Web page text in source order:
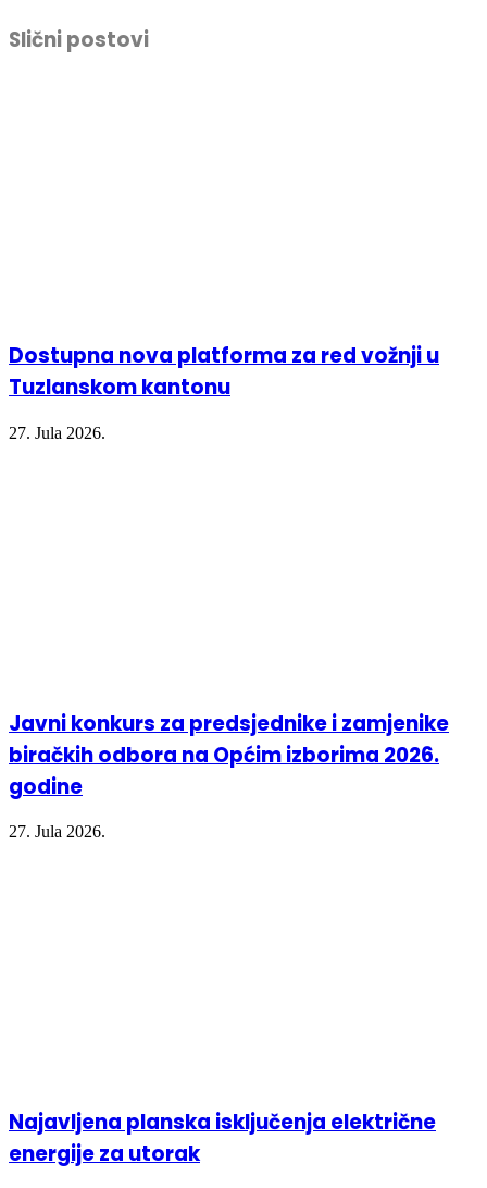
Facebook
(Opens
in
(Opens
in
Slični postovi
Dostupna nova platforma za red vožnji u
Tuzlanskom kantonu
27. Jula 2026.
Javni konkurs za predsjednike i zamjenike
biračkih odbora na Općim izborima 2026.
godine
27. Jula 2026.
Najavljena planska isključenja električne
energije za utorak